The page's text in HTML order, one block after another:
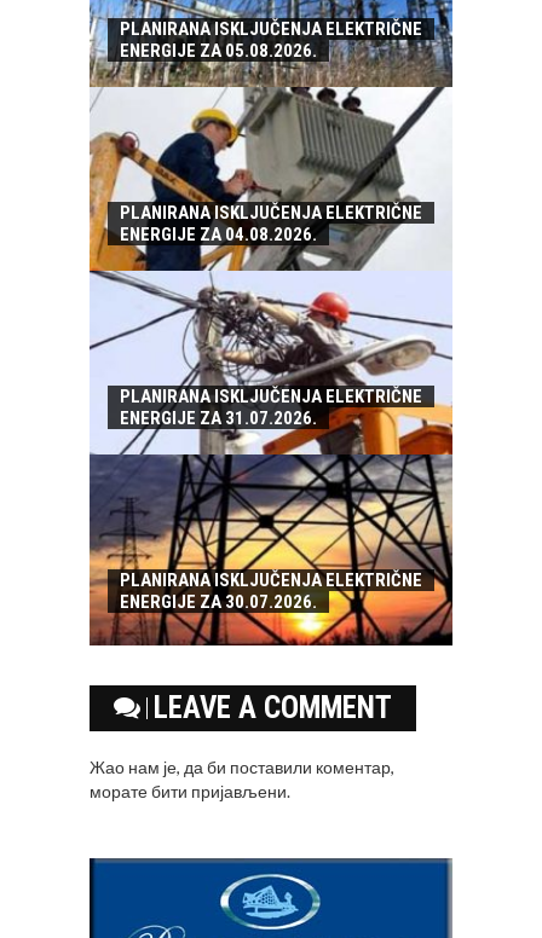
PLANIRANA ISKLJUČENJA ELEKTRIČNE
ENERGIJE ZA 05.08.2026.
PLANIRANA ISKLJUČENJA ELEKTRIČNE
ENERGIJE ZA 04.08.2026.
PLANIRANA ISKLJUČENJA ELEKTRIČNE
ENERGIJE ZA 31.07.2026.
PLANIRANA ISKLJUČENJA ELEKTRIČNE
ENERGIJE ZA 30.07.2026.
LEAVE A COMMENT
Жао нам је, да би поставили коментар,
моратебити пријављени.